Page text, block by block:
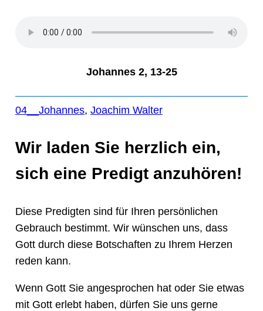
Johannes 2, 13-25
04__Johannes, Joachim Walter
Wir laden Sie herzlich ein,
sich eine Predigt anzuhören!
Diese Predigten sind für Ihren persönlichen
Gebrauch bestimmt. Wir wünschen uns, dass
Gott durch diese Botschaften zu Ihrem Herzen
reden kann.
Wenn Gott Sie angesprochen hat oder Sie etwas
mit Gott erlebt haben, dürfen Sie uns gerne